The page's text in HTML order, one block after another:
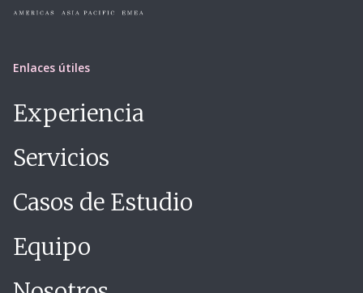
Enlaces útiles
Experiencia
Servicios
Casos de Estudio
Equipo